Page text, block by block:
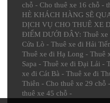
chỗ - Cho thuê xe 16 chỗ -
HÈ KHÁCH HÀNG SẼ
DỊCH VỤ CHO THUÊ XE
ĐIỂM DƯỚI ĐÂY: Thuê xe
Cửa Lò - Thuê xe đi Hải
Thuê xe đi Hạ Long - Thuê
Sapa - Thuê xe đi Đại Lải -
xe đi Cát Bà - Thuê xe đi
Thiên - Cho thuê xe 29 chỗ -
thuê xe 45 chỗ -